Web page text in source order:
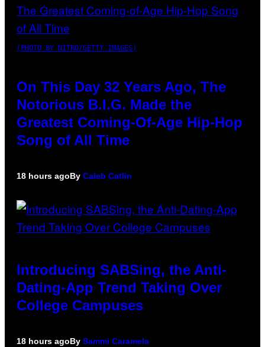
(PHOTO BY NITRO/GETTY IMAGES)
On This Day 32 Years Ago, The
Notorious B.I.G. Made the
Greatest Coming-Of-Age Hip-Hop
Song of All Time
18 hours agoBy Caleb Catlin
Introducing SABSing, the Anti-
Dating-App Trend Taking Over
College Campuses
18 hours agoBy Sammi Caramela